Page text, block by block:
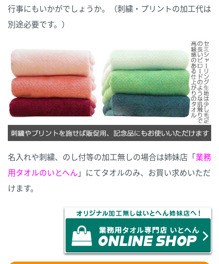
行事にもいかがでしょうか。（刺繍・プリントの加工代は
別途必要です。）
名入れや刺繍、のし付等の加工無しの場合は姉妹店「業務
用タオルのいとへん 」にてタオルのみ、お買い求めいただ
けます。